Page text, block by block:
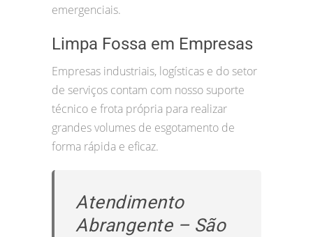
emergenciais.
Limpa Fossa em Empresas
Empresas industriais, logísticas e do setor
de serviços contam com nosso suporte
técnico e frota própria para realizar
grandes volumes de esgotamento de
forma rápida e eficaz.
Atendimento
Abrangente – São